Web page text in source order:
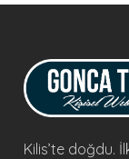
Kilis’te doğdu.